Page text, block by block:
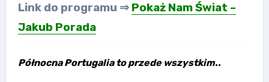
Link do programu ⇒ Pokaż Nam Świat –
Jakub Porada
Północna Portugalia to przede wszystkim..